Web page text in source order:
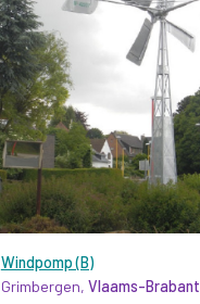
Windpomp (B)
Grimbergen, Vlaams-Brabant